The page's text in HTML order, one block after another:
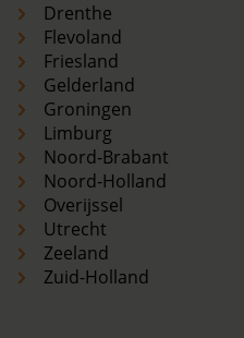
Drenthe
Flevoland
Friesland
Gelderland
Groningen
Limburg
Noord-Brabant
Noord-Holland
Overijssel
Utrecht
Zeeland
Zuid-Holland